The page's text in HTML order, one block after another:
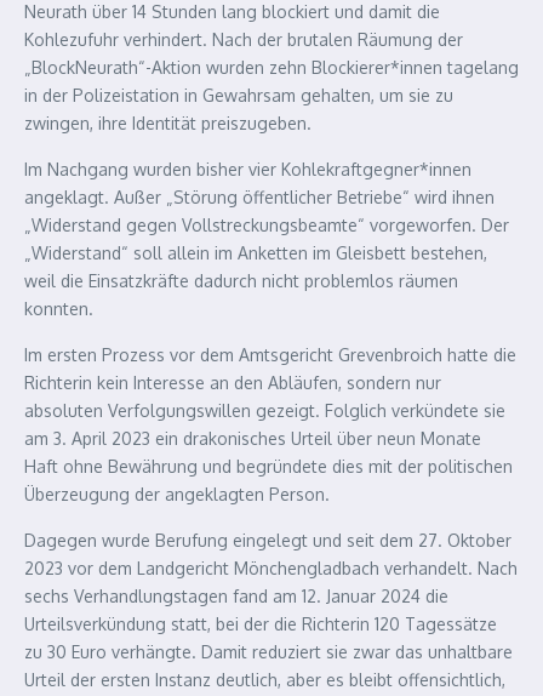
Neurath über 14 Stunden lang blockiert und damit die
Kohlezufuhr verhindert. Nach der brutalen Räumung der
„BlockNeurath“-Aktion wurden zehn Blockierer*innen tagelang
in der Polizeistation in Gewahrsam gehalten, um sie zu
zwingen, ihre Identität preiszugeben.
Im Nachgang wurden bisher vier Kohlekraftgegner*innen
angeklagt. Außer „Störung öffentlicher Betriebe“ wird ihnen
„Widerstand gegen Vollstreckungsbeamte“ vorgeworfen. Der
„Widerstand“ soll allein im Anketten im Gleisbett bestehen,
weil die Einsatzkräfte dadurch nicht problemlos räumen
konnten.
Im ersten Prozess vor dem Amtsgericht Grevenbroich hatte die
Richterin kein Interesse an den Abläufen, sondern nur
absoluten Verfolgungswillen gezeigt. Folglich verkündete sie
am 3. April 2023 ein drakonisches Urteil über neun Monate
Haft ohne Bewährung und begründete dies mit der politischen
Überzeugung der angeklagten Person.
Dagegen wurde Berufung eingelegt und seit dem 27. Oktober
2023 vor dem Landgericht Mönchengladbach verhandelt. Nach
sechs Verhandlungstagen fand am 12. Januar 2024 die
Urteilsverkündung statt, bei der die Richterin 120 Tagessätze
zu 30 Euro verhängte. Damit reduziert sie zwar das unhaltbare
Urteil der ersten Instanz deutlich, aber es bleibt offensichtlich,